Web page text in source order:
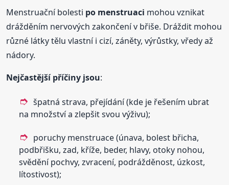
Menstruační bolesti po menstruaci mohou vznikat
drážděním nervových zakončení v břiše. Dráždit mohou
různé látky tělu vlastní i cizí, záněty, výrůstky, vředy až
nádory.
Nejčastější příčiny jsou:
špatná strava, přejídání (kde je řešením ubrat
na množství a zlepšit svou výživu);
poruchy menstruace (únava, bolest břicha,
podbřišku, zad, kříže, beder, hlavy, otoky nohou,
svědění pochvy, zvracení, podrážděnost, úzkost,
lítostivost);